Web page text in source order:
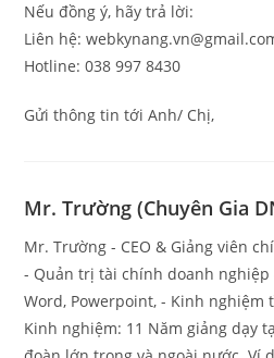
Nếu đồng ý, hãy trả lời:
Liên hệ:
Hotline: 038 997 8430
Gửi thông tin tới Anh/ Chị,
Mr. Trường (Chuyên Gia
Mr. Trường - CEO & Giảng viên
- Quản trị tài chính doanh nghiệp
Word, Powerpoint, - Kinh nghiệm
Kinh nghiệm: 11 Năm giảng dạy